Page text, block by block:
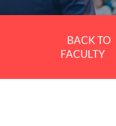
BACK TO
FACULTY